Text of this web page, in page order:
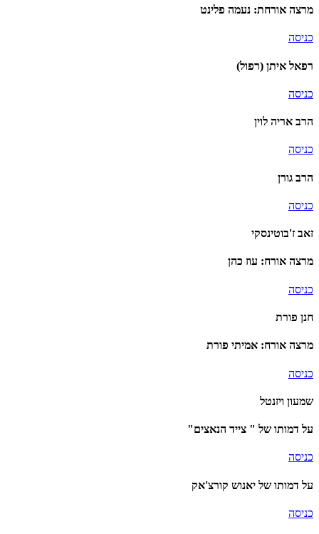
מרצה אורחת: נעמה פלינט
כניסה
רפאל איתן (רפול)
כניסה
הרב אריה לוין
כניסה
הרב גורן
כניסה
זאב ז'בוטינסקי
מרצה אורח: עוז כהן
כניסה
חנן פורת
מרצה אורח: אמיתי פורת
כניסה
שמעון ויזנטל
על דמותו של " צייד הנאצים"
כניסה
על דמותו של יאנוש קורצ'אק
כניסה